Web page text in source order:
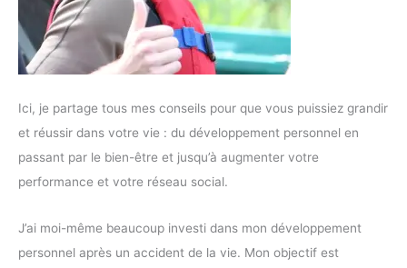
Ici, je partage tous mes conseils pour que vous puissiez grandir
et réussir dans votre vie : du développement personnel en
passant par le bien-être et jusqu’à augmenter votre
performance et votre réseau social.
J’ai moi-même beaucoup investi dans mon développement
personnel après un accident de la vie. Mon objectif est